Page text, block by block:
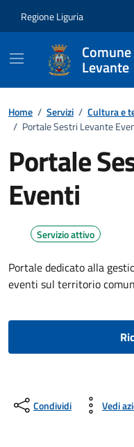
Regione Liguria
Levante
Home / Servizi / Cultura e
/ Portale Sestri Levante
Portale
Eventi
Servizio attivo
Portale dedicato alla
eventi sul territorio
Condividi Vedi